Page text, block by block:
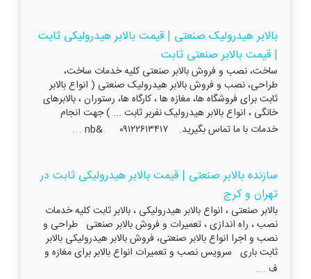
بالابر هیدرولیک صنعتی | قیمت بالابر هیدرولیکی ثابت
| قیمت بالابر صنعتی ثابت
ساخت، نصب و فروش بالابر صنعتی کلیه خدمات ساخت،
طراحی، نصب و فروش بالابر هیدرولیک صنعتی ( انواع بالابر
ثابت برای فروشگاه ها، مغازه ها ، کارگاه ها، رستوران ، بالابرهای
خانگی ، انواع بالابر هیدرولیک نفربر ثابت ... ) جهت انجام
خدمات با ما تماس بگیرید. ۰۹۱۲۲۶۱۳۴۱۷ &nb
...
سازنده بالابر صنعتی | قیمت بالابر هیدرولیکی ثابت در
تهران و کرج
بالابر صنعتی ، انواع بالابر هیدرولیکی ، بالابر ثابت کلیه خدمات
نصب ، راه اندازی ، تعمیرات و فروش بالابر صنعتی طراحی و
نصب و اجرا انواع بالابر صنعتی، فروش بالابر هیدرولیکی بالابر
ثابت باری سرویس نصب و تعمیرات انواع بالابر برای مغازه و
ف ...